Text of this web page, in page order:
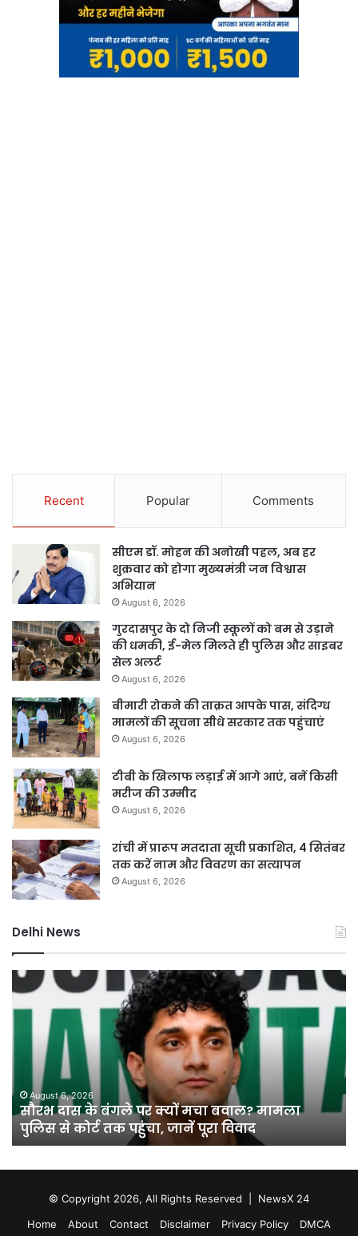
Recent Popular Comments
सीएम डॉ. मोहन की अनोखी पहल, अब हर
शुक्रवार को होगा मुख्यमंत्री जन विश्वास
अभियान
August 6, 2026
गुरदासपुर के दो निजी स्कूलों को बम से उड़ाने
की धमकी, ई-मेल मिलते ही पुलिस और साइबर
सेल अलर्ट
August 6, 2026
बीमारी रोकने की ताक़त आपके पास, संदिग्ध
मामलों की सूचना सीधे सरकार तक पहुंचाएं
August 6, 2026
टीबी के खिलाफ लड़ाई में आगे आएं, बनें किसी
मरीज की उम्मीद
August 6, 2026
रांची में प्रारूप मतदाता सूची प्रकाशित, 4 सितंबर
तक करें नाम और विवरण का सत्यापन
August 6, 2026
Delhi News
सौरभ
दास
के
बवाल?
मामला
पुलिस
से
August 6, 2026
सौरभ दास के बंगले पर क्यों मचा बवाल? मामला
पुलिस से कोर्ट तक पहुंचा, जानें पूरा विवाद
© Copyright 2026, All Rights Reserved | NewsX 24
Home
About Contact Disclaimer Privacy Policy DMCA